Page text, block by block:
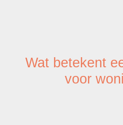
Wat betekent
voor